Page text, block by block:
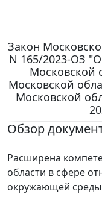
Закон
N 165/2023-ОЗ
Московской
Московской
Московской
Обзор
Расширена
области в сфере
окружающей